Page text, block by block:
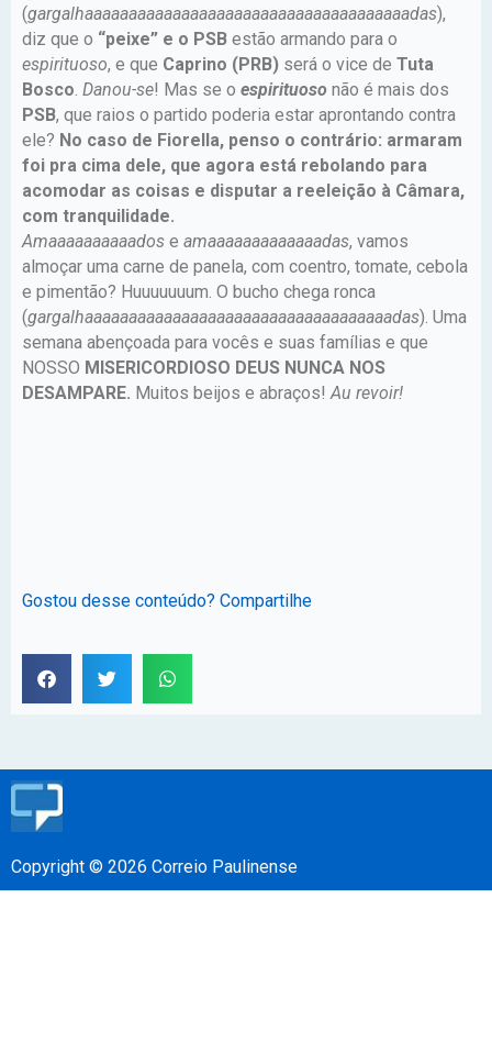
(gargalhaaaaaaaaaaaaaaaaaaaaaaaaaaaaaaaaaaaaadas),
diz que o “peixe” e o PSB estão armando para o
espirituoso, e que Caprino (PRB) será o vice de Tuta
Bosco. Danou-se! Mas se o espirituoso não é mais dos
PSB, que raios o partido poderia estar aprontando contra
ele? No caso de Fiorella, penso o contrário: armaram
foi pra cima dele, que agora está rebolando para
acomodar as coisas e disputar a reeleição à Câmara,
com tranquilidade.
Amaaaaaaaaaados e amaaaaaaaaaaaaadas, vamos
almoçar uma carne de panela, com coentro, tomate, cebola
e pimentão? Huuuuuuum. O bucho chega ronca
(gargalhaaaaaaaaaaaaaaaaaaaaaaaaaaaaaaaaaaadas). Uma
semana abençoada para vocês e suas famílias e que
NOSSO MISERICORDIOSO DEUS NUNCA NOS
DESAMPARE. Muitos beijos e abraços!Au revoir!
Gostou desse conteúdo? Compartilhe
Copyright © 2026 Correio Paulinense